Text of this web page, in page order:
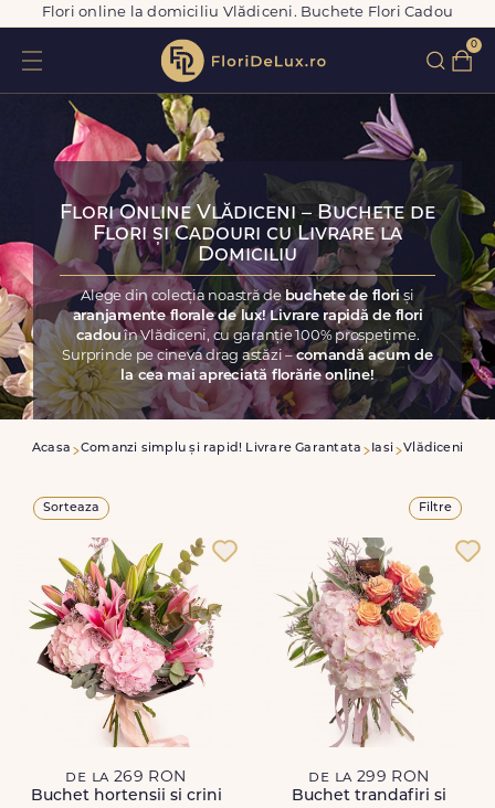
Flori online la domiciliu Vlădiceni. Buchete Flori Cadou
0
Flori Online Vlădiceni – Buchete de
Flori și Cadouri cu Livrare la
Domiciliu
Alege din colecția noastră de buchete de floriși
aranjamente florale de lux! Livrare rapidă de flori
cadouîn Vlădiceni, cu garanție 100% prospețime.
Surprinde pe cineva drag astăzi –comandă acum de
la cea mai apreciată florărie online!
Acasa Comanzi simplu și rapid! Livrare Garantata Iasi Vlădiceni
Sorteaza Filtre
de la 269 RON
Buchet hortensii si crini
de la 299 RON
Buchet trandafiri si